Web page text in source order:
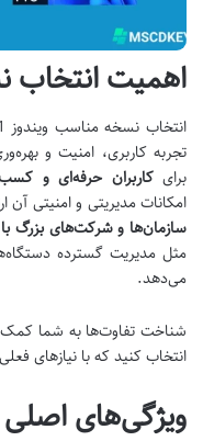
اهمیت انتخاب
تجربه کاربری، امنیت و
برایکاربران حرفه‌ای و
امکانات مدیریتی و امنیتی آن
سازمان‌ها و شرکت‌های بزرگ با
مثل مدیریت گسترده
می‌دهد.
شناخت تفاوت‌ها به شما
انتخاب کنید که با نیازهای
ویژگی‌های اصلی